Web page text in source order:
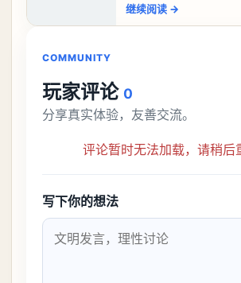
比较高的，对于那些新手
继续阅读 →
COMMUNITY
玩家评论 0
分享真实体验，友善交流。
评论暂时无法加载，请稍后
写下你的想法